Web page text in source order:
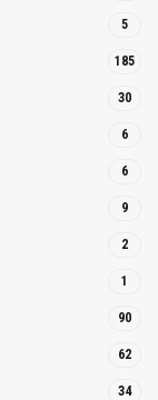
5
185
30
6
6
9
2
1
90
62
34